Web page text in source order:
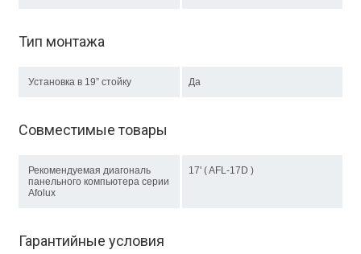
Тип монтажа
Установка в 19” стойку Да
Совместимые товары
Рекомендуемая диагональ
панельного компьютера серии
Afolux
17' ( AFL-17D )
Гарантийные условия